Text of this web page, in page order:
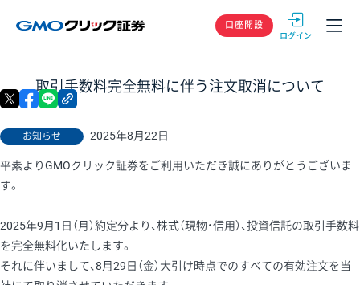
GMOクリック
口座開設
取引手数料完全無料に伴う注文取消について
お知らせ 2025年8月22日
X facebook
平素よりGMOクリック証券をご利用いただき誠にありがとうございま
す。
2025年9月1日（月）約定分より、株式（現物・信用）、投資信託の取引手数料
を完全無料化いたします。
それに伴いまして、8月29日（金）大引け時点でのすべての有効注文を当